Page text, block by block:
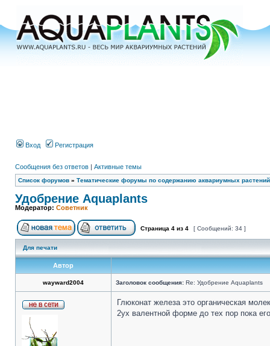
Вход Регистрация
Сообщения без ответов | Активные темы
Список форумов » Тематические форумы по содержанию аквариумных
Удобрение Aquaplants
Модератор: Советник
Страница 4 из 4 [ Сообщений: 34 ]
Для печати
Автор
wayward2004 Заголовок сообщения: Re: Удобрение Aquaplants
Глюконат железа это органическая
2ух валентной форме до тех пор пока